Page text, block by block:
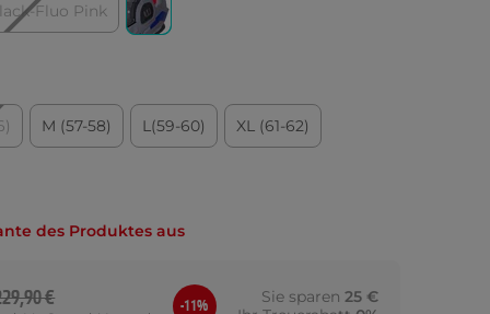
Fluo Pink
M (57-58) L(59-60) XL (61-62)
des Produktes aus
€ -11% Sie sparen 25 €